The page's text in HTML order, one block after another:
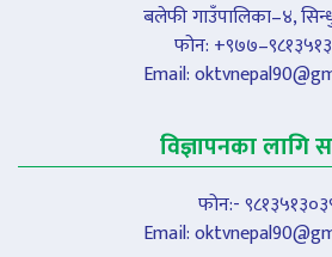
बलेफी गाउँपालिका–४,
फोन:
Email:
विज्ञापनका लागि
फोन:-
Email: